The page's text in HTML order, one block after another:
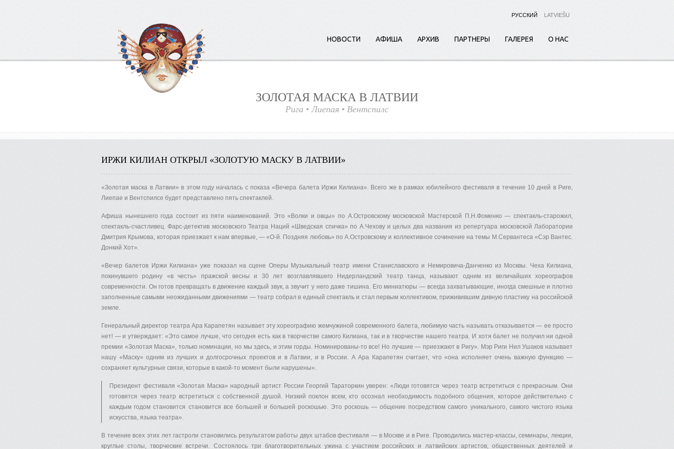
НОВОСТИ АФИША АРХИВ ПАРТНЕРЫ ГАЛЕРЕЯ О НАС
РУССКИЙ LATVIEŠU
ЗОЛОТАЯ МАСКА В ЛАТВИИ
Рига • Лиепая • Вентспилс
ИРЖИ КИЛИАН ОТКРЫЛ «ЗОЛОТУЮ МАСКУ В ЛАТВИИ»
«Золотая маска в Латвии» в этом году началась с показа «Вечера балета Иржи Килиана». Всего же в рамках юбилейного фестиваля в течение 10 дней в Риге,
Лиепае и Вентспилсе будет представлено пять спектаклей.
Афиша нынешнего года состоит из пяти наименований. Это «Волки и овцы» по А.Островскому московской Мастерской П.Н.Фоменко — спектакль-старожил,
спектакль-счастливец. Фарс-детектив московского Театра Наций «Шведская спичка» по А.Чехову и целых два названия из репертуара московской Лаборатории
Дмитрия Крымова, которая приезжает к нам впервые, — «О-й. Поздняя любовь» по А.Островскому и коллективное сочинение на темы М.Сервантеса «Сэр Вантес.
Донкий Хот».
«Вечер балетов Иржи Килиана» уже показал на сцене Оперы Музыкальный театр имени Станиславского и Немировича-Данченко из Москвы. Чеха Килиана,
покинувшего родину «в честь» пражской весны и 30 лет возглавлявшего Нидерландский театр танца, называют одним из величайших хореографов
современности. Он готов превращать в движение каждый звук, а звучит у него даже тишина. Его миниатюры — всегда захватывающие, иногда смешные и плотно
заполненные самыми неожиданными движениями — театр собрал в единый спектакль и стал первым коллективом, приживившим дивную пластику на российской
земле.
Генеральный директор театра Ара Карапетян называет эту хореографию жемчужиной современного балета, любимую часть называть отказывается — ее просто
нет! — и утверждает: «Это самое лучше, что сегодня есть как в творчестве самого Килиана, так и в творчестве нашего театра. И хотя балет не получил ни одной
премии «Золотая Маска», только номинации, но мы здесь, и этим горды. Номинированы-то все! Но лучшие — приезжают в Ригу». Мэр Риги Нил Ушаков называет
нашу «Маску» одним из лучших и долгосрочных проектов и в Латвии, и в России. А Ара Карапетян считает, что «она исполняет очень важную функцию —
сохраняет культурные связи, которые в какой-то момент были нарушены».
Президент фестиваля «Золотая Маска» народный артист России Георгий Тараторкин уверен: «Люди готовятся через театр встретиться с прекрасным. Они
готовятся через театр встретиться с собственной душой. Низкий поклон всем, кто осознал необходимость подобного общения, которое действительно с
каждым годом становится становится все большей и большей роскошью. Это роскошь — общение посредством самого уникального, самого чистого языка
искусства, языка театра».
В течение всех этих лет гастроли становились результатом работы двух штабов фестиваля — в Москве и в Риге. Проводились мастер-классы, семинары, лекции,
круглые столы, творческие встречи. Состоялось три благотворительных ужина с участием российских и латвийских артистов, общественных деятелей и